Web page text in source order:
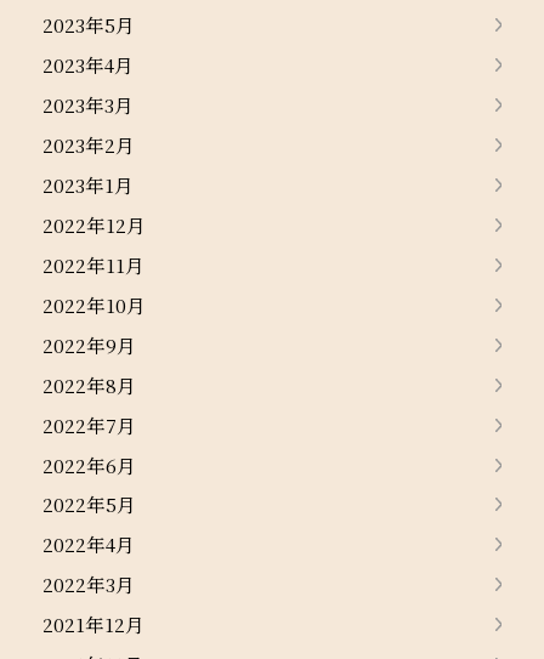
2023年5月
2023年4月
2023年3月
2023年2月
2023年1月
2022年12月
2022年11月
2022年10月
2022年9月
2022年8月
2022年7月
2022年6月
2022年5月
2022年4月
2022年3月
2021年12月